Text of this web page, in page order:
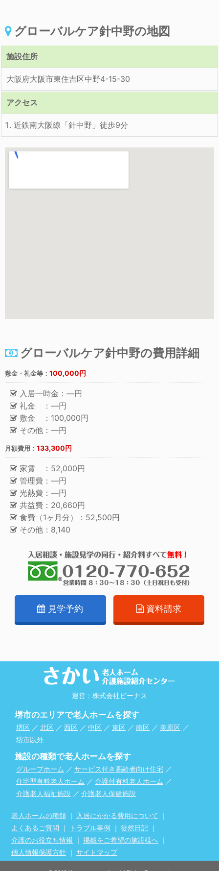
グローバルケア針中野の地図
施設住所
大阪府大阪市東住吉区中野4-15-30
アクセス
近鉄南大阪線「針中野」徒歩9分
グローバルケア針中野の費用詳細
敷金・礼金等： 100,000円
入居一時金：―円
礼金 ：―円
敷金 ：100,000円
その他：―円
月額費用： 133,300円
家賃 ：52,000円
管理費：―円
光熱費：―円
共益費：20,660円
食費（1ヶ月分）：52,500円
その他：8,140
見学予約 資料請求
運営：株式会社ビーナス
堺市のエリアで老人ホームを探す
堺区 ／ 北区 ／ 西区 ／ 中区 ／ 東区 ／ 南区 ／ 美原区 ／
堺市以外
施設の種類で老人ホームを探す
グループホーム ／ サービス付き高齢者向け住宅 ／
住宅型有料老人ホーム ／ 介護付有料老人ホーム ／
介護老人福祉施設 ／ 介護老人保健施設
老人ホームの種類 ｜ 入居にかかる費用について
｜
よくあるご質問 ｜ トラブル事例 ｜ 徒然日記 ｜
介護のお役立ち情報 ｜ 掲載をご希望の施設様へ ｜
個人情報保護方針 ｜ サイトマップ